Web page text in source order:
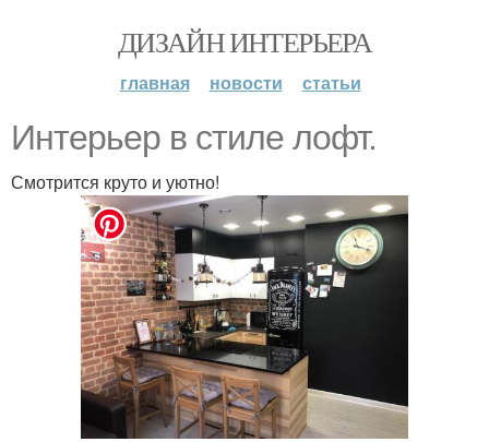
ДИЗАЙН ИНТЕРЬЕРА
главная новости статьи
Интерьер в стиле лофт.
Смотрится круто и уютно!